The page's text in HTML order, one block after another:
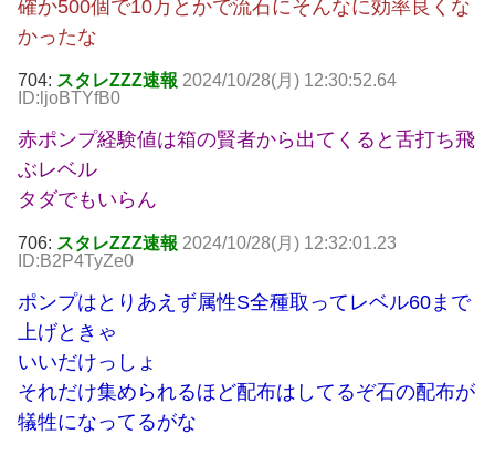
確か500個で10万とかで流石にそんなに効率良くな
かったな
704: スタレZZZ速報 2024/10/28(月) 12:30:52.64
ID:ljoBTYfB0
赤ポンプ経験値は箱の賢者から出てくると舌打ち飛
ぶレベル
タダでもいらん
706: スタレZZZ速報 2024/10/28(月) 12:32:01.23
ID:B2P4TyZe0
ポンプはとりあえず属性S全種取ってレベル60まで
上げときゃ
いいだけっしょ
それだけ集められるほど配布はしてるぞ石の配布が
犠牲になってるがな